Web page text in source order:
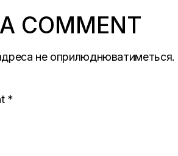
COMMENT
не оприлюднюватиметься.